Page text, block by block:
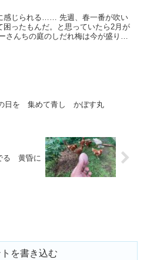
先週、春一番が吹い
ったもんだ。と思っていたら2月が
日を 集めて青し かぼす丸
る 黄昏に
を書き込む